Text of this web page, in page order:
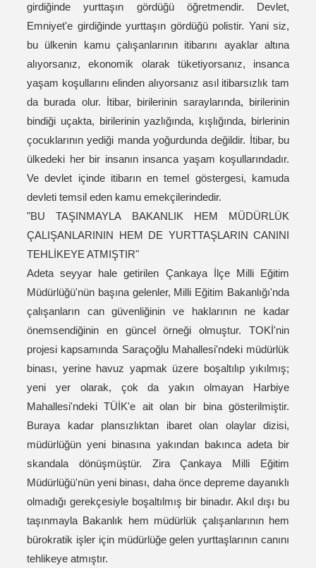
girdiğinde yurttaşın gördüğü öğretmendir. Devlet,
Emniyet'e girdiğinde yurttaşın gördüğü polistir. Yani siz,
bu ülkenin kamu çalışanlarının itibarını ayaklar altına
alıyorsanız, ekonomik olarak tüketiyorsanız, insanca
yaşam koşullarını elinden alıyorsanız asıl itibarsızlık tam
da burada olur. İtibar, birilerinin saraylarında, birilerinin
bindiği uçakta, birilerinin yazlığında, kışlığında, birlerinin
çocuklarının yediği manda yoğurdunda değildir. İtibar, bu
ülkedeki her bir insanın insanca yaşam koşullarındadır.
Ve devlet içinde itibarın en temel göstergesi, kamuda
devleti temsil eden kamu emekçilerindedir.
"BU TAŞINMAYLA BAKANLIK HEM MÜDÜRLÜK
ÇALIŞANLARININ HEM DE YURTTAŞLARIN CANINI
TEHLİKEYE ATMIŞTIR"
Adeta seyyar hale getirilen Çankaya İlçe Milli Eğitim
Müdürlüğü'nün başına gelenler, Milli Eğitim Bakanlığı'nda
çalışanların can güvenliğinin ve haklarının ne kadar
önemsendiğinin en güncel örneği olmuştur. TOKİ'nin
projesi kapsamında Saraçoğlu Mahallesi'ndeki müdürlük
binası, yerine havuz yapmak üzere boşaltılıp yıkılmış;
yeni yer olarak, çok da yakın olmayan Harbiye
Mahallesi'ndeki TÜİK'e ait olan bir bina gösterilmiştir.
Buraya kadar plansızlıktan ibaret olan olaylar dizisi,
müdürlüğün yeni binasına yakından bakınca adeta bir
skandala dönüşmüştür. Zira Çankaya Milli Eğitim
Müdürlüğü'nün yeni binası, daha önce depreme dayanıklı
olmadığı gerekçesiyle boşaltılmış bir binadır. Akıl dışı bu
taşınmayla Bakanlık hem müdürlük çalışanlarının hem
bürokratik işler için müdürlüğe gelen yurttaşlarının canını
tehlikeye atmıştır.